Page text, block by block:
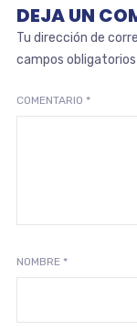
DEJA UN
Tu dirección de
campos
COMENTARIO *
NOMBRE *